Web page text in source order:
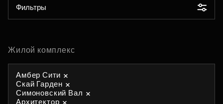
Фильтры
Жилой комплекс
Амбер Сити
Скай Гарден
Симоновский Вал
Архитектор